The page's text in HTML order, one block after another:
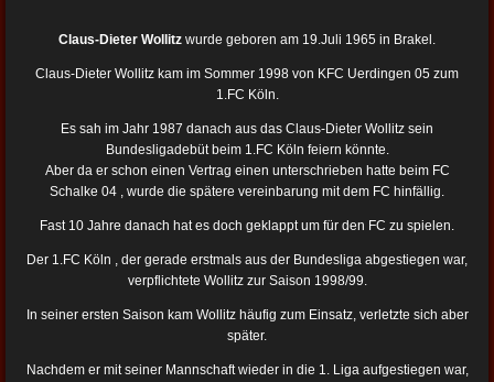
Claus-Dieter Wollitz wurde geboren am 19.Juli 1965 in Brakel.
Claus-Dieter Wollitz kam im Sommer 1998 von KFC Uerdingen 05 zum
1.FC Köln.
Es sah im Jahr 1987 danach aus das Claus-Dieter Wollitz sein
Bundesligadebüt beim 1.FC Köln feiern könnte.
Aber da er schon einen Vertrag einen unterschrieben hatte beim FC
Schalke 04 , wurde die spätere vereinbarung mit dem FC hinfällig.
Fast 10 Jahre danach hat es doch geklappt um für den FC zu spielen.
Der 1.FC Köln , der gerade erstmals aus der Bundesliga abgestiegen war,
verpflichtete Wollitz zur Saison 1998/99.
In seiner ersten Saison kam Wollitz häufig zum Einsatz, verletzte sich aber
später.
Nachdem er mit seiner Mannschaft wieder in die 1. Liga aufgestiegen war,